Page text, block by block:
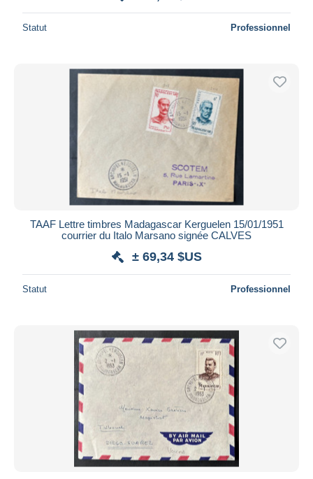
Statut Professionnel
TAAF Lettre timbres Madagascar Kerguelen 15/01/1951
courrier du Italo Marsano signée CALVES
± 69,34 $US
Statut Professionnel